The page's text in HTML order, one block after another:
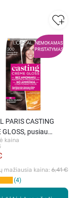
NEMOKAMAS
PRISTATYMAS
PARIS CASTING
GLOSS, pusiau
plaukų dažai be
300 Dark Brown, 1
kaina
mažiausia kaina: 6,41 €
4